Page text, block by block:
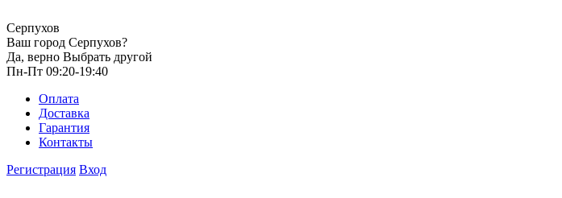
Серпухов
Ваш город Серпухов?
Да, верно Выбрать другой
Пн-Пт 09:20-19:40
Оплата
Доставка
Гарантия
Контакты
Регистрация Вход